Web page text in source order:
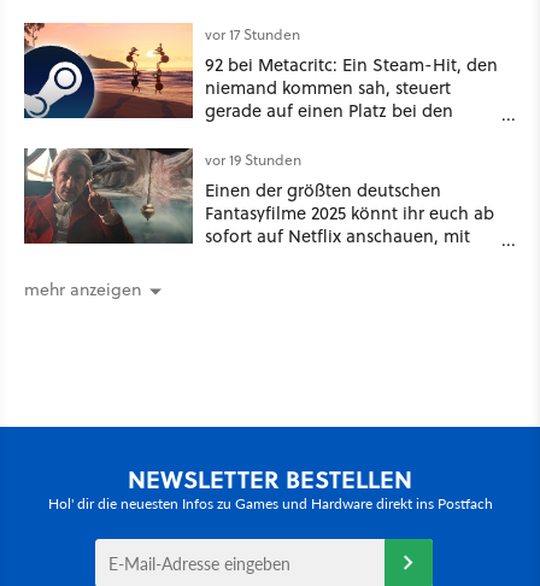
vor 17 Stunden
92 bei Metacritc: Ein Steam-Hit, den
niemand kommen sah, steuert
gerade auf einen Platz bei den
vor 19 Stunden
Einen der größten deutschen
Fantasyfilme 2025 könnt ihr euch ab
sofort auf Netflix anschauen, mit
mehr anzeigen
NEWSLETTER BESTELLEN
Hol' dir die neuesten Infos zu Games und Hardware direkt ins Postfach